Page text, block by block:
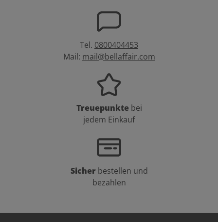
Tel. 0800404453
Mail: mail@bellaffair.com
Treuepunkte bei
jedem Einkauf
Sicher bestellen und
bezahlen